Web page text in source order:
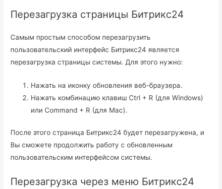
Перезагрузка страницы Битрикс24
Самым простым способом перезагрузить
пользовательский интерфейс Битрикс24 является
перезагрузка страницы системы. Для этого нужно:
Нажать на иконку обновления веб-браузера.
Нажать комбинацию клавиш Ctrl + R (для Windows)
или Command + R (для Mac).
После этого страница Битрикс24 будет перезагружена, и
Вы сможете продолжить работу с обновленным
пользовательским интерфейсом системы.
Перезагрузка через меню Битрикс24